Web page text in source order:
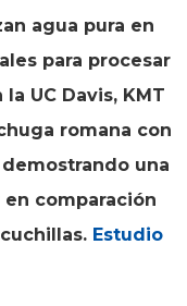
agua pura en
para procesar
UC Davis, KMT
romana con
una
en comparación
Estudio